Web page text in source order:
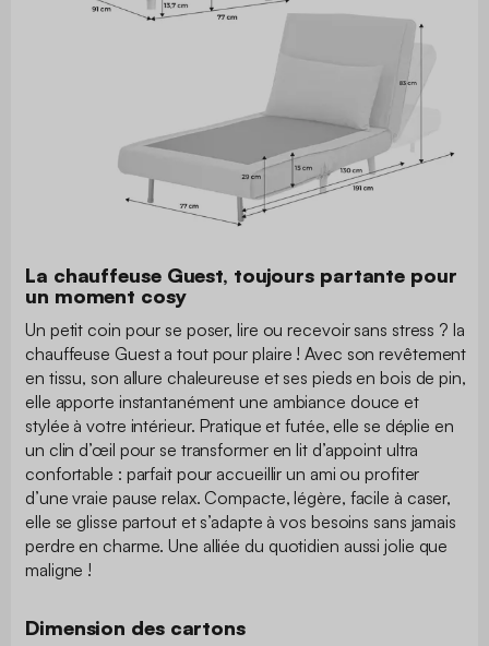
La chauffeuse Guest, toujours partante pour
un moment cosy
Un petit coin pour se poser, lire ou recevoir sans stress ? la
chauffeuse Guest a tout pour plaire ! Avec son revêtement
en tissu, son allure chaleureuse et ses pieds en bois de pin,
elle apporte instantanément une ambiance douce et
stylée à votre intérieur. Pratique et futée, elle se déplie en
un clin d’œil pour se transformer en lit d’appoint ultra
confortable : parfait pour accueillir un ami ou profiter
d’une vraie pause relax. Compacte, légère, facile à caser,
elle se glisse partout et s’adapte à vos besoins sans jamais
perdre en charme. Une alliée du quotidien aussi jolie que
maligne !
Dimension des cartons